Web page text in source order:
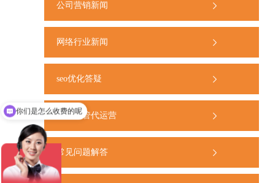
公司营销新闻
网络行业新闻
seo优化答疑
竞价托管代运营
常见问题解答
你们是怎么收费的呢